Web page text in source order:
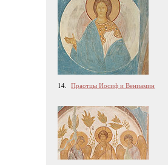
14.Праотцы Иосиф и Вениамин